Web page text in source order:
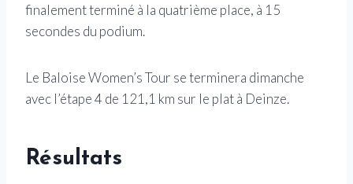
finalement terminé à la quatrième place, à 15
secondes du podium.
Le Baloise Women’s Tour se terminera dimanche
avec l’étape 4 de 121,1 km sur le plat à Deinze.
Résultats